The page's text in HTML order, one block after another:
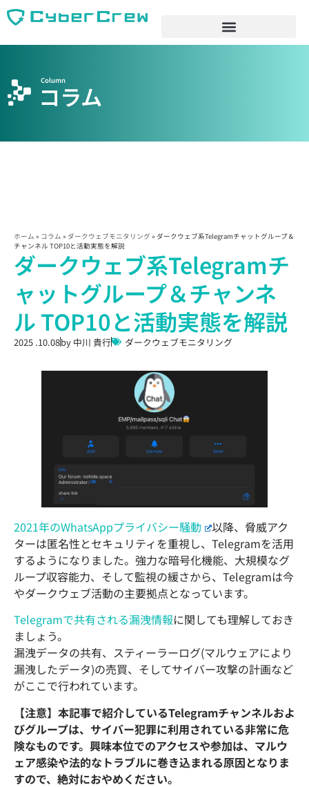
コラム
Column
ホーム » コラム » ダークウェブモニタリング » ダークウェブ系Telegramチャットグループ＆
チャンネル TOP10と活動実態を解説
ダークウェブ系Telegramチ
ャットグループ＆チャンネ
ル TOP10と活動実態を解説
2025 .10.08by 中川 貴行 ダークウェブモニタリング
2021年のWhatsAppプライバシー騒動
以降、脅威アク
ターは匿名性とセキュリティを重視し、Telegramを活用
するようになりました。強力な暗号化機能、大規模なグ
ループ収容能力、そして監視の緩さから、Telegramは今
やダークウェブ活動の主要拠点となっています。
Telegramで共有される漏洩情報に関しても理解しておき
ましょう。
漏洩データの共有、スティーラーログ(マルウェアにより
漏洩したデータ)の売買、そしてサイバー攻撃の計画など
がここで行われています。
【注意】本記事で紹介しているTelegramチャンネルおよ
びグループは、サイバー犯罪に利用されている非常に危
険なものです。興味本位でのアクセスや参加は、マルウ
ェア感染や法的なトラブルに巻き込まれる原因となりま
すので、絶対におやめください。